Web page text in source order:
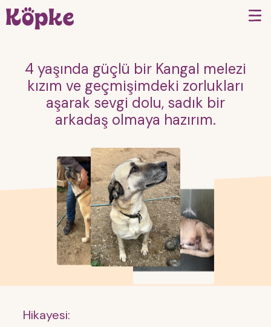
4 yaşında güçlü bir Kangal melezi
kızım ve geçmişimdeki zorlukları
aşarak sevgi dolu, sadık bir
arkadaş olmaya hazırım.
Hikayesi: